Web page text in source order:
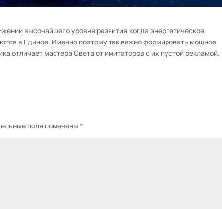
высочайшего уровня развития,когда энергетическое
в Единое. Именно поэтому так важно формировать мощное
отличает мастера Света от имитаторов с их пустой рекламой.
поля помечены*